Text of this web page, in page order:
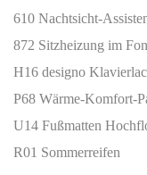
610 Nachtsicht-
872 Sitzheizung im
H16 designo
P68 Wärme-Komfort-
U14 Fußmatten
R01 Sommerreifen